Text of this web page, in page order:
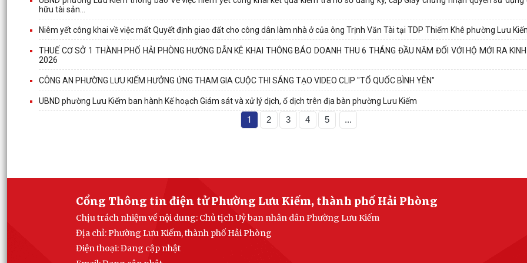
hữu tài sản...
Niêm yết công khai về việc mất Quyết định giao đất cho công dân làm nhà ở của ông Trịnh Văn Tài tại TDP Thiểm Khê phường Lưu
THUẾ CƠ SỞ 1 THÀNH PHỐ HẢI PHÒNG HƯỚNG DẪN KÊ KHAI THÔNG BÁO DOANH THU 6 THÁNG ĐẦU NĂM ĐỐI VỚI HỘ MỚI RA
2026
CÔNG AN PHƯỜNG LƯU KIẾM HƯỞNG ỨNG THAM GIA CUỘC THI SÁNG TẠO VIDEO CLIP "TỔ QUỐC BÌNH YÊN"
UBND phường Lưu Kiếm ban hành Kế hoạch Giám sát và xử lý dịch, ổ dịch trên địa bàn phường Lưu Kiếm
1 2 3 4 5 ...
Cổng Thông tin điện tử Phường Lưu Kiếm, thành phố Hải Phòng
Chịu trách nhiệm về nội dung: Chủ tịch Uỷ ban nhân dân Phường Lưu Kiếm
Địa chỉ: Phường Lưu Kiếm, thành phố Hải Phòng
Điện thoại: Đang cập nhật